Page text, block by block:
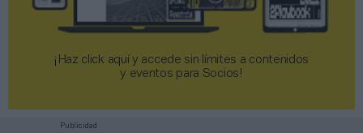
¡Haz click aquí y accede sin límites a contenidos
y eventos para Socios!​​​​​​​
Publicidad